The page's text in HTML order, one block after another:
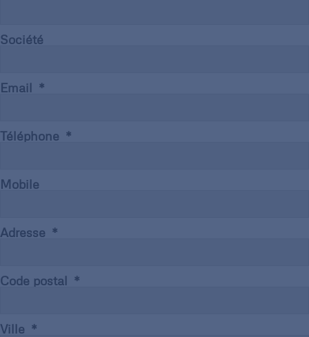
Société
Email
Téléphone
Mobile
Adresse
Code postal
Ville